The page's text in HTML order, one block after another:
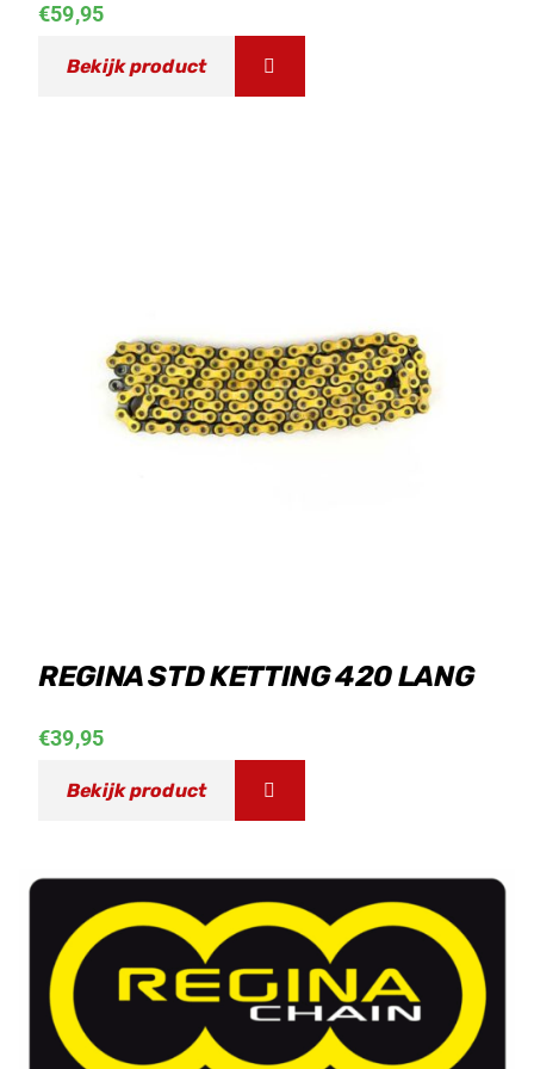
€59,95
Bekijk product
REGINA STD KETTING 420 LANG
€39,95
Bekijk product